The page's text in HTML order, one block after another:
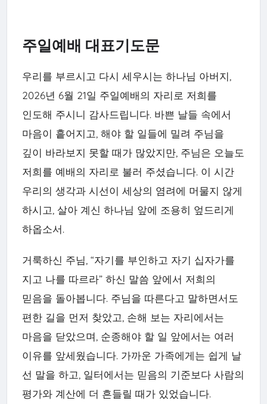
주일예배 대표기도문
우리를 부르시고 다시 세우시는 하나님 아버지,
2026년 6월 21일 주일예배의 자리로 저희를
인도해 주시니 감사드립니다. 바쁜 날들 속에서
마음이 흩어지고, 해야 할 일들에 밀려 주님을
깊이 바라보지 못할 때가 많았지만, 주님은 오늘도
저희를 예배의 자리로 불러 주셨습니다. 이 시간
우리의 생각과 시선이 세상의 염려에 머물지 않게
하시고, 살아 계신 하나님 앞에 조용히 엎드리게
하옵소서.
거룩하신 주님, “자기를 부인하고 자기 십자가를
지고 나를 따르라” 하신 말씀 앞에서 저희의
믿음을 돌아봅니다. 주님을 따른다고 말하면서도
편한 길을 먼저 찾았고, 손해 보는 자리에서는
마음을 닫았으며, 순종해야 할 일 앞에서는 여러
이유를 앞세웠습니다. 가까운 가족에게는 쉽게 날
선 말을 하고, 일터에서는 믿음의 기준보다 사람의
평가와 계산에 더 흔들릴 때가 있었습니다.